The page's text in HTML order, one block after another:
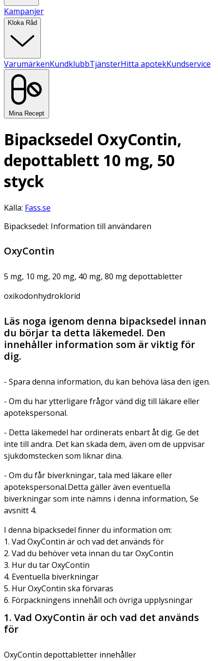
Kampanjer
Kloka Råd
VarumärkenKundklubbTjänsterHitta apotekKundservice
Mina Recept
Bipacksedel OxyContin,
depottablett 10 mg, 50
styck
Källa: Fass.se
Bipacksedel: Information till användaren
OxyContin
5 mg, 10 mg, 20 mg, 40 mg, 80 mg depottabletter
oxikodonhydroklorid
Läs noga igenom denna bipacksedel innan
du börjar ta detta läkemedel. Den
innehåller information som är viktig för
dig.
- Spara denna information, du kan behöva läsa den igen.
- Om du har ytterligare frågor vänd dig till läkare eller
apotekspersonal.
- Detta läkemedel har ordinerats enbart åt dig. Ge det
inte till andra. Det kan skada dem, även om de uppvisar
sjukdomstecken som liknar dina.
- Om du får biverkningar, tala med läkare eller
apotekspersonal.Detta gäller även eventuella
biverkningar som inte nämns i denna information, Se
avsnitt 4.
I denna bipacksedel finner du information om:
1. Vad OxyContin är och vad det används för
2. Vad du behöver veta innan du tar OxyContin
3. Hur du tar OxyContin
4. Eventuella biverkningar
5. Hur OxyContin ska förvaras
6. Förpackningens innehåll och övriga upplysningar
1. Vad OxyContin är och vad det används
för
OxyContin depottabletter innehåller